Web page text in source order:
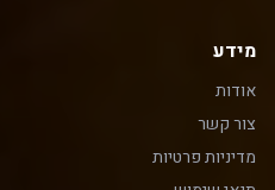
מידע
אודות
צור קשר
מדיניות פרטיות